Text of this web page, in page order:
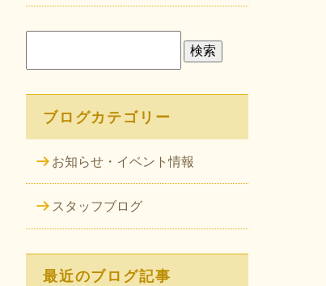
ブログカテゴリー
お知らせ・イベント情報
スタッフブログ
最近のブログ記事